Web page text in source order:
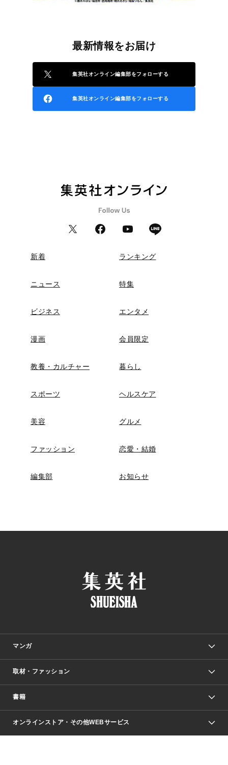
最新情報をお届け
集英社オンライン編集部をフォローする
集英社オンライン編集部をフォローする
新着 ランキング
ニュース 特集
ビジネス エンタメ
漫画 会員限定
教養・カルチャー 暮らし
スポーツ ヘルスケア
美容 グルメ
ファッション 恋愛・結婚
編集部 お知らせ
マンガ
少年マンガ
Vジャンプ
週刊ヤングジャンプ
取材・ファッション
Seventeen
芸能・情報・スポーツ
書籍
文芸・文庫・総合
オンラインストア・その他WEBサービス